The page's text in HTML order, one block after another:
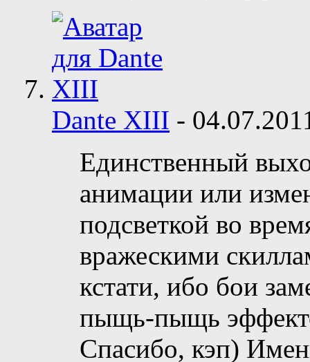
Dante XIII -
Единственный
анимации или
подсветкой во
вражескими
кстати, ибо бои
пыщь-пыщь
Спасибо, кэп)